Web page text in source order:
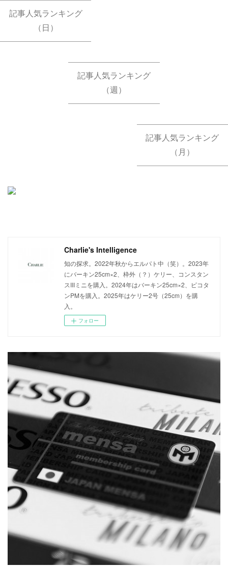
記事人気ランキング
（日）
記事人気ランキング
（週）
記事人気ランキング
（月）
Charlie's Intelligence
知の探求。2022年秋からエルパト中（笑）。2023年
にバーキン25cm×2、枠外（？）ケリー、コンスタン
スIIIミニを購入。2024年はバーキン25cm×2、ピコタ
ンPMを購入。2025年はケリー2号（25cm）を購
入。
フォロー